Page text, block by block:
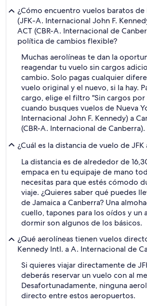
¿Cómo encuentro vuelos baratos de
(JFK-A. Internacional John F.
ACT (CBR-A. Internacional de
política de cambios flexible?
Muchas aerolíneas te dan la
reagendar tu vuelo sin cargos
cambio. Solo pagas cualquier
vuelo original y el nuevo, si la hay.
cargo, elige el filtro "Sin cargos por
cuando busques vuelos de Nueva
Internacional John F. Kennedy) a
(CBR-A. Internacional de Canberra).
¿Cuál es la distancia de vuelo de JFK
La distancia es de alrededor de
empaca en tu equipaje de mano
necesitas para que estés cómodo
viaje. ¿Quieres saber qué puedes
de Jamaica a Canberra? Una
cuello, tapones para los oídos y un
dormir son algunos de los básicos.
¿Qué aerolíneas tienen vuelos
Kennedy Intl. a A. Internacional de
Si quieres viajar directamente de
deberás reservar un vuelo con al
Desafortunadamente, ninguna
directo entre estos aeropuertos.